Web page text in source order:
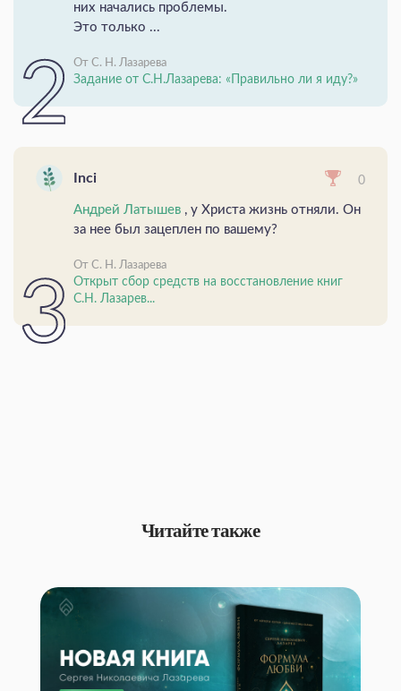
них начались проблемы.
Это только ...
От С. Н. Лазарева
Задание от С.Н.Лазарева: «Правильно ли я иду?»
Inci 0
Андрей Латышев , у Христа жизнь отняли. Он
за нее был зацеплен по вашему?
От С. Н. Лазарева
Открыт сбор средств на восстановление книг
С.Н. Лазарев...
Читайте также